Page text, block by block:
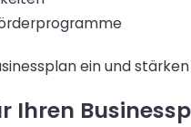
ein und
Ihren